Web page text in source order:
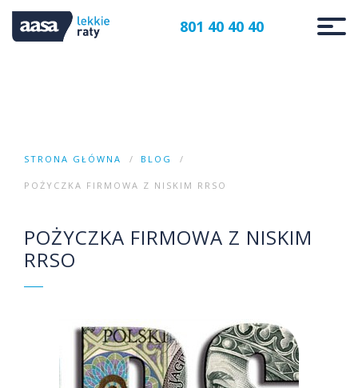
801 40 40 40
STRONA GŁÓWNA BLOG
POŻYCZKA FIRMOWA Z NISKIM RRSO
POŻYCZKA FIRMOWA Z NISKIM
RRSO